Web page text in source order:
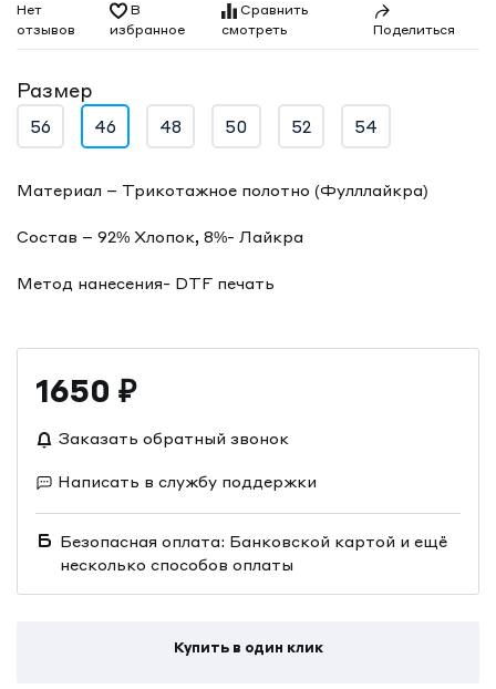
Нет
отзывов
В
избранное
Сравнить
смотреть
Поделиться
Размер
56 46 48 50 52 54
Материал – Трикотажное полотно (Фулллайкра)
Состав – 92% Хлопок, 8%- Лайкра
Метод нанесения- DTF печать
1650 ₽
Заказать обратный звонок
Написать в службу поддержки
Безопасная оплата: Банковской картой и ещё
несколько способов оплаты
Купить в один клик